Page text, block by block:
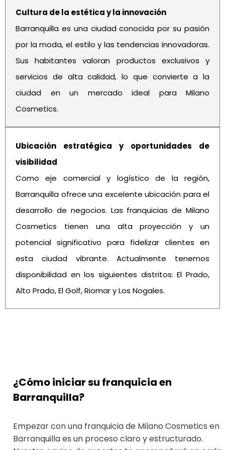
Cultura de la estética y la innovación
Barranquilla es una ciudad conocida por su pasión
por la moda, el estilo y las tendencias innovadoras.
Sus habitantes valoran productos exclusivos y
servicios de alta calidad, lo que convierte a la
ciudad en un mercado ideal para Milano
Cosmetics.
Ubicación estratégica y oportunidades de
visibilidad
Como eje comercial y logístico de la región,
Barranquilla ofrece una excelente ubicación para el
desarrollo de negocios. Las franquicias de Milano
Cosmetics tienen una alta proyección y un
potencial significativo para fidelizar clientes en
esta ciudad vibrante. Actualmente tenemos
disponibilidad en los siguientes distritos: El Prado,
Alto Prado, El Golf, Riomar y Los Nogales.
¿Cómo iniciar su franquicia en
Barranquilla?
Empezar con una franquicia de Milano Cosmetics en
Barranquilla es un proceso claro y estructurado.